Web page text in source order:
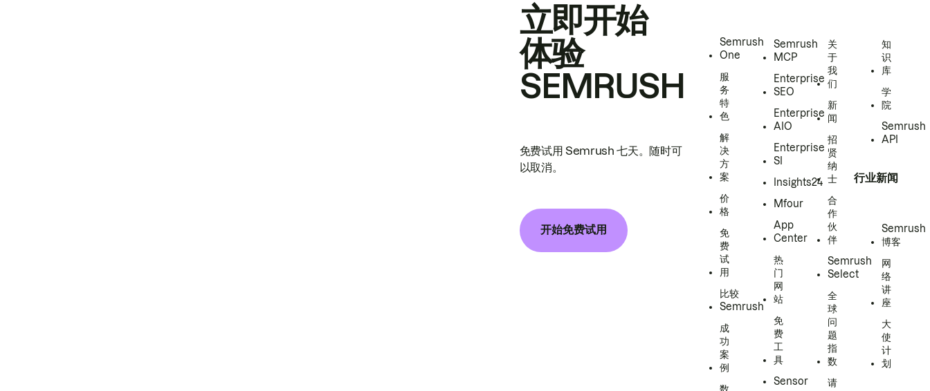
立即开始
体验
SEMRUSH
免费试用 Semrush 七天。随时可
以取消。
开始免费试用
Semrush
One
服
务
特
色
解
决
方
案
价
格
免
费
试
用
比较
Semrush
成
功
案
例
Semrush
MCP
Enterprise
SEO
Enterprise
AIO
Enterprise
SI
Insights24
Mfour
App
Center
热
门
网
站
免
费
工
具
Sensor
关
于
我
们
新
闻
招
贤
纳
士
合
作
伙
伴
Semrush
Select
全
球
问
题
指
数
请
知
识
库
学
院
Semrush
API
行业新闻
Semrush
博客
网
络
讲
座
大
使
计
划